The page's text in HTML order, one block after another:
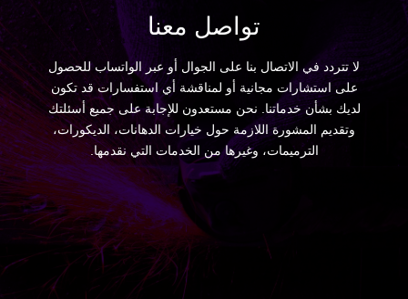
تواصل معنا
لا تتردد في الاتصال بنا على الجوال أو عبر الواتساب للحصول
على استشارات مجانية أو لمناقشة أي استفسارات قد تكون
لديك بشأن خدماتنا. نحن مستعدون للإجابة على جميع أسئلتك
وتقديم المشورة اللازمة حول خيارات الدهانات، الديكورات،
الترميمات، وغيرها من الخدمات التي نقدمها.